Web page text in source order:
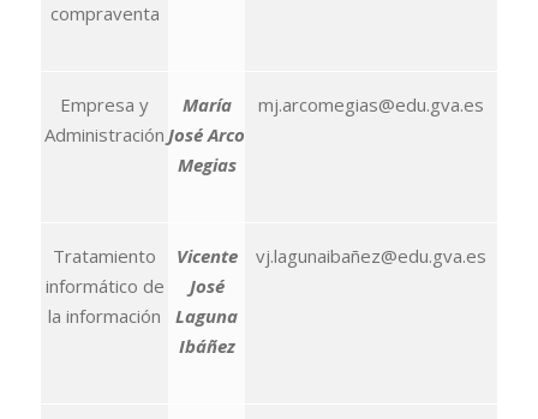
compraventa
Empresa y
Administración
María
José Arco
Megias
mj.arcomegias@edu.gva.es
Tratamiento
informático de
la información
Vicente
José
Laguna
Ibáñez
vj.lagunaibañez@edu.gva.es